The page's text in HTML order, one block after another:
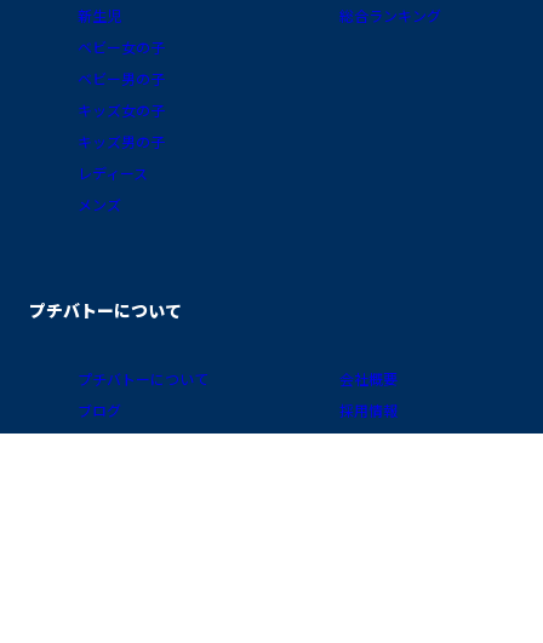
新生児
ベビー女の子
ベビー男の子
キッズ女の子
キッズ男の子
レディース
メンズ
総合ランキング
プチバトーについて
プチバトーについて
ブログ
会社概要
採用情報